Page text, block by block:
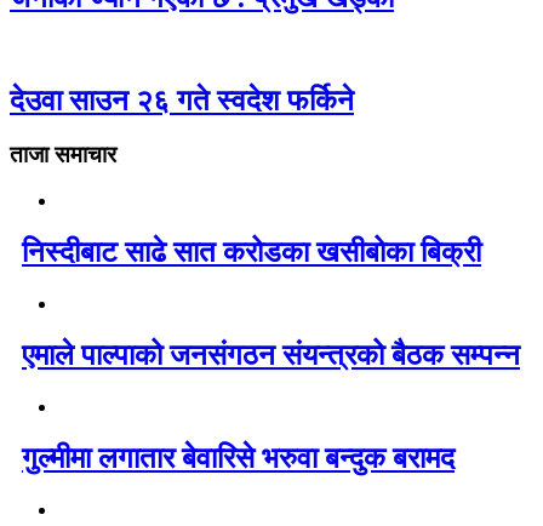
देउवा साउन २६ गते स्वदेश फर्किने
ताजा समाचार
निस्दीबाट साढे सात करोडका खसीबोका बिक्री
एमाले पाल्पाको जनसंगठन संयन्त्रको बैठक सम्पन्न
गुल्मीमा लगातार बेवारिसे भरुवा बन्दुक बरामद